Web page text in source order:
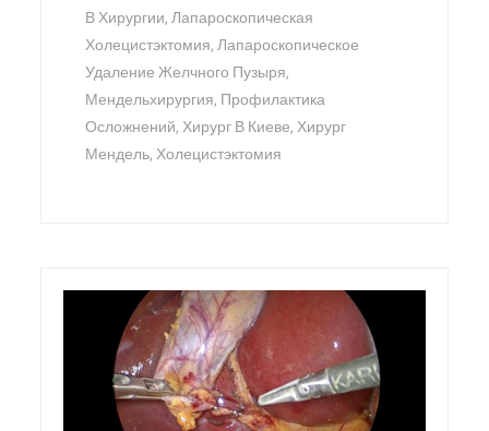
В Хирургии, Лапароскопическая
Холецистэктомия, Лапароскопическое
Удаление Желчного Пузыря,
Мендельхирургия, Профилактика
Осложнений, Хирург В Киеве, Хирург
Мендель, Холецистэктомия